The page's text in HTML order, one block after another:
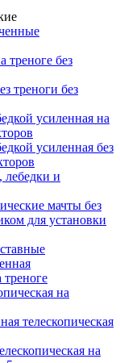
треноге без
треноги без
усиленная на
усиленная без
лебедки и
мачты без
для установки
треноге
на
телескопическая
на